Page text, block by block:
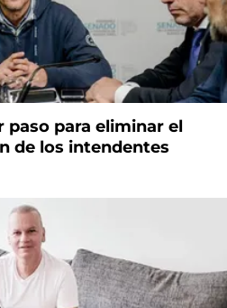
para eliminar el
de los intendentes